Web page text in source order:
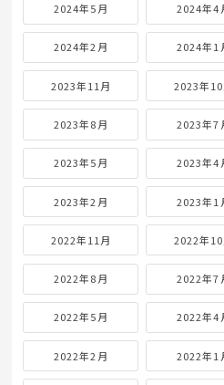
2024年5月 2024年4
2024年2月 2024年1
2023年11月 2023年10
2023年8月 2023年7
2023年5月 2023年4
2023年2月 2023年1
2022年11月 2022年10
2022年8月 2022年7
2022年5月 2022年4
2022年2月 2022年1